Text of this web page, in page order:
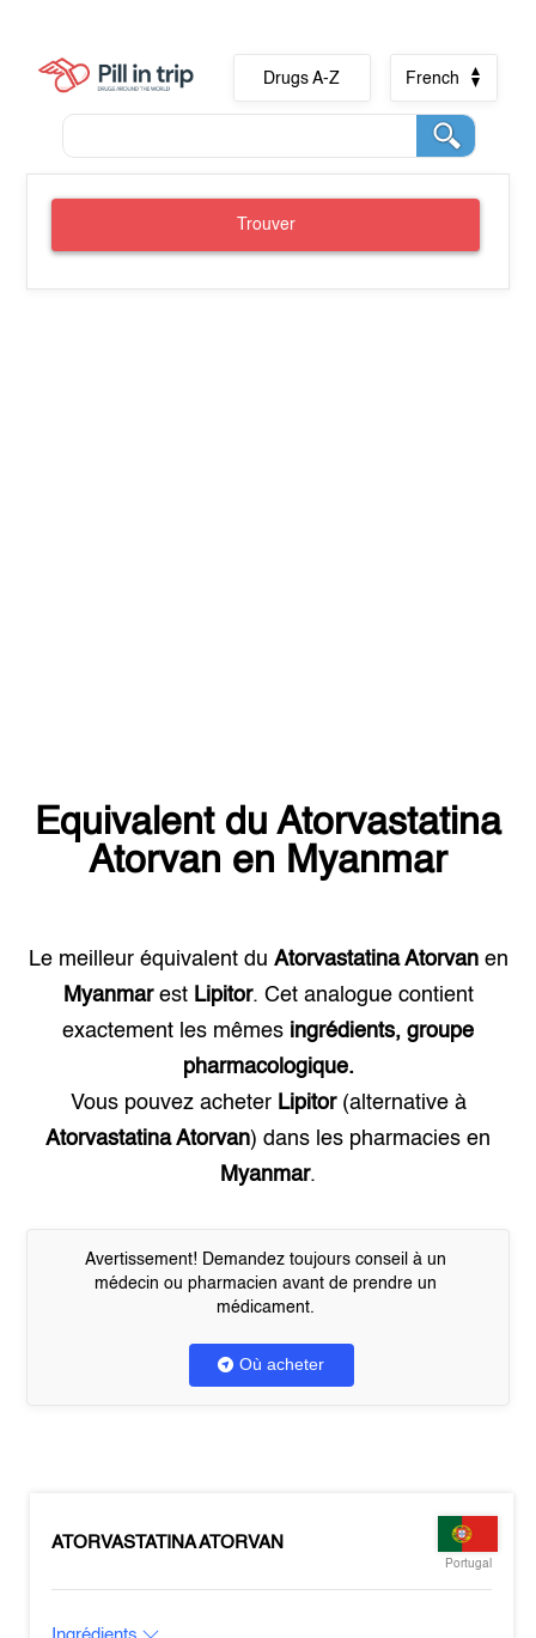
Drugs A-Z French
Trouver
Equivalent du Atorvastatina
Atorvan en Myanmar
Le meilleur équivalent du Atorvastatina Atorvanen
Myanmarest Lipitor. Cet analogue contient
exactement les mêmes ingrédients, groupe
pharmacologique.
Vous pouvez acheter Lipitor(alternative à
Atorvastatina Atorvan) dans les pharmacies en
Myanmar.
Avertissement! Demandez toujours conseil à un
médecin ou pharmacien avant de prendre un
médicament.
Où acheter
ATORVASTATINA ATORVAN
Portugal